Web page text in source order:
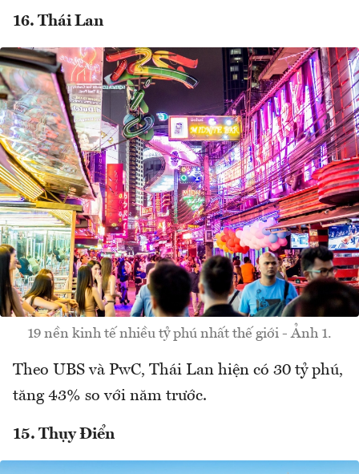
16. Thái Lan
19 nền kinh tế nhiều tỷ phú nhất thế giới - Ảnh 1.
Theo UBS và PwC, Thái Lan hiện có 30 tỷ phú,
tăng 43% so với năm trước.
15. Thụy Điển